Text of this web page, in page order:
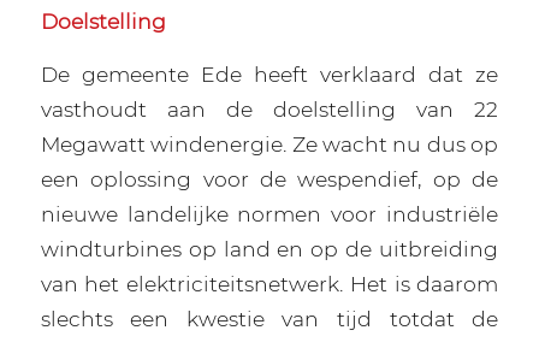
Doelstelling
De gemeente Ede heeft verklaard dat ze
vasthoudt aan de doelstelling van 22
Megawatt windenergie. Ze wacht nu dus op
een oplossing voor de wespendief, op de
nieuwe landelijke normen voor industriële
windturbines op land en op de uitbreiding
van het elektriciteitsnetwerk. Het is daarom
slechts een kwestie van tijd totdat de